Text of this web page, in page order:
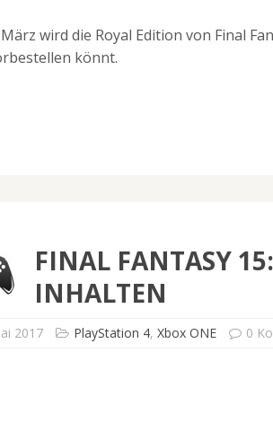
März wird die Royal Edition von Final
könnt.
FINAL FANTASY
INHALTEN
2017 PlayStation 4,Xbox ONE 0